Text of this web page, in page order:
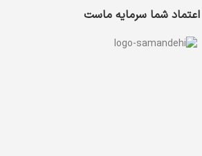
اعتماد شما سرمایه ماست